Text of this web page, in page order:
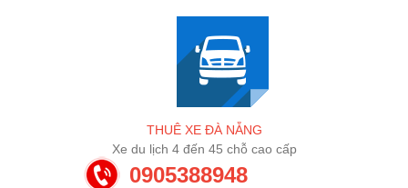
THUÊ XE ĐÀ NẴNG
Xe du lịch 4 đến 45 chỗ cao cấp
0905388948